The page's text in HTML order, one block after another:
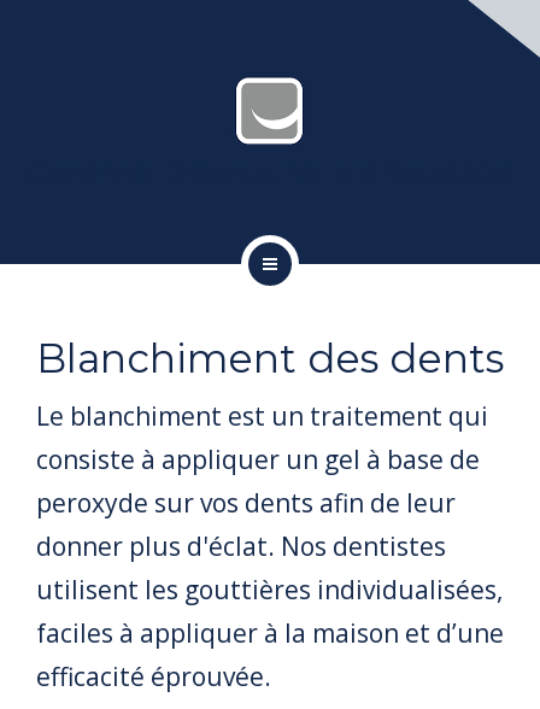
ORTHODONTIE
IMPLANTOLOGIE
ESTHÉTIQUE
CONTACT
Blanchiment des dents
Le blanchiment est un traitement qui
consiste à appliquer un gel à base de
peroxyde sur vos dents afin de leur
donner plus d'éclat. Nos dentistes
utilisent les gouttières individualisées,
faciles à appliquer à la maison et d’une
efficacité éprouvée.